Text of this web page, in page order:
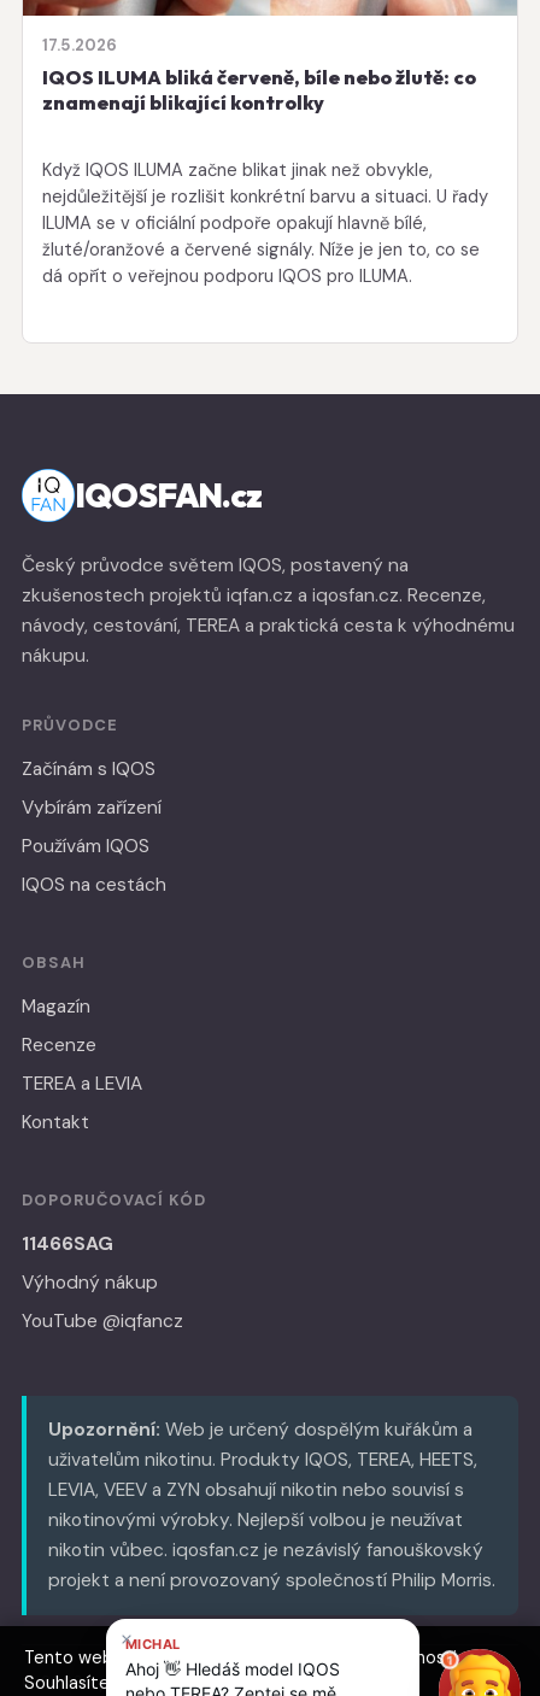
17.5.2026
IQOS ILUMA bliká červeně, bíle nebo žlutě: co
znamenají blikající kontrolky
Když IQOS ILUMA začne blikat jinak než obvykle,
nejdůležitější je rozlišit konkrétní barvu a situaci. U řady
ILUMA se v oficiální podpoře opakují hlavně bílé,
žluté/oranžové a červené signály. Níže je jen to, co se
dá opřít o veřejnou podporu IQOS pro ILUMA.
IQOSFAN.cz
Český průvodce světem IQOS, postavený na
zkušenostech projektů iqfan.cz a iqosfan.cz. Recenze,
návody, cestování, TEREA a praktická cesta k výhodnému
nákupu.
PRŮVODCE
Začínám s IQOS
Vybírám zařízení
Používám IQOS
IQOS na cestách
OBSAH
Magazín
Recenze
TEREA a LEVIA
Kontakt
DOPORUČOVACÍ KÓD
11466SAG
Výhodný nákup
YouTube @iqfancz
Upozornění: Web je určený dospělým kuřákům a
uživatelům nikotinu. Produkty IQOS, TEREA, HEETS,
LEVIA, VEEV a ZYN obsahují nikotin nebo souvisí s
nikotinovými výrobky. Nejlepší volbou je neužívat
nikotin vůbec. iqosfan.cz je nezávislý fanouškovský
projekt a není provozovaný společností Philip Morris.
© 2026 iqosfan.cz
Tento web používá cookies pro analýzu návštěvnosti.
Souhlasíte s jejich použitím?